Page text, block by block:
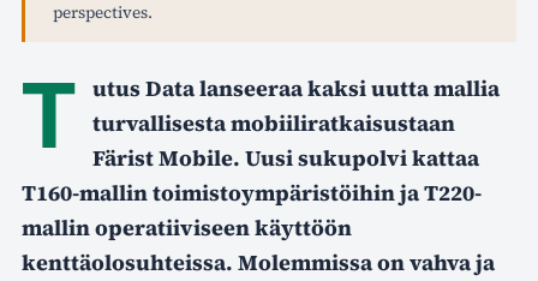
perspectives.
T utus Data lanseeraa kaksi uutta mallia
turvallisesta mobiiliratkaisustaan
Färist Mobile. Uusi sukupolvi kattaa
T160-mallin toimistoympäristöihin ja T220-
mallin operatiiviseen käyttöön
kenttäolosuhteissa. Molemmissa on vahva ja